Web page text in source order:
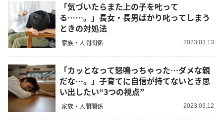
「気づいたらまた上の子を𠮟って
る……。」長女・長男ばかり叱ってしまう
ときの対処法
家族・人間関係 2023.03.13
「カッとなって怒鳴っちゃった…ダメな親
だな…。」子育てに自信が持てないとき思
い出したい“3つの視点”
家族・人間関係 2023.03.12